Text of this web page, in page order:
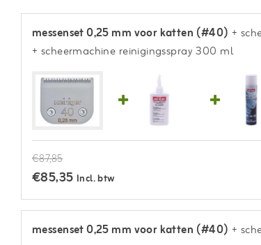
messenset 0,25 mm voor katten (#40) +
+ scheermachine reinigingsspray 300 ml
€87,85
€85,35 Incl. btw
messenset 0,25 mm voor katten (#40) +